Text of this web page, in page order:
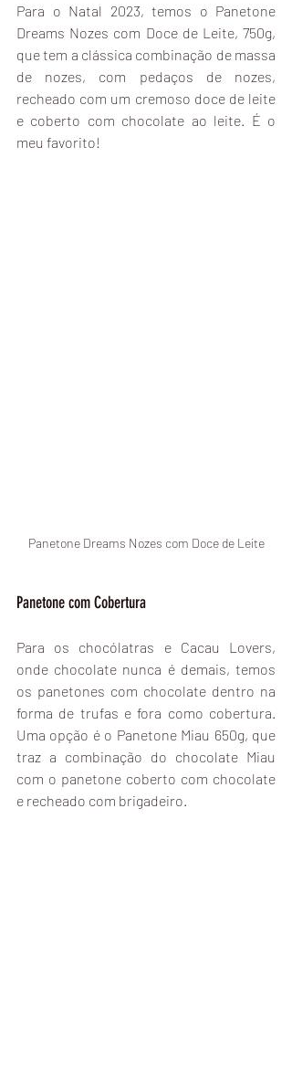
Para o Natal 2023, temos o Panetone
Dreams Nozes com Doce de Leite, 750g,
que tem a clássica combinação de massa
de nozes, com pedaços de nozes,
recheado com um cremoso doce de leite
e coberto com chocolate ao leite. É o
meu favorito!
Panetone Dreams Nozes com Doce de Leite
Panetone com Cobertura
Para os chocólatras e Cacau Lovers,
onde chocolate nunca é demais, temos
os panetones com chocolate dentro na
forma de trufas e fora como cobertura.
Uma opção é o Panetone Miau 650g, que
traz a combinação do chocolate Miau
com o panetone coberto com chocolate
e recheado com brigadeiro.